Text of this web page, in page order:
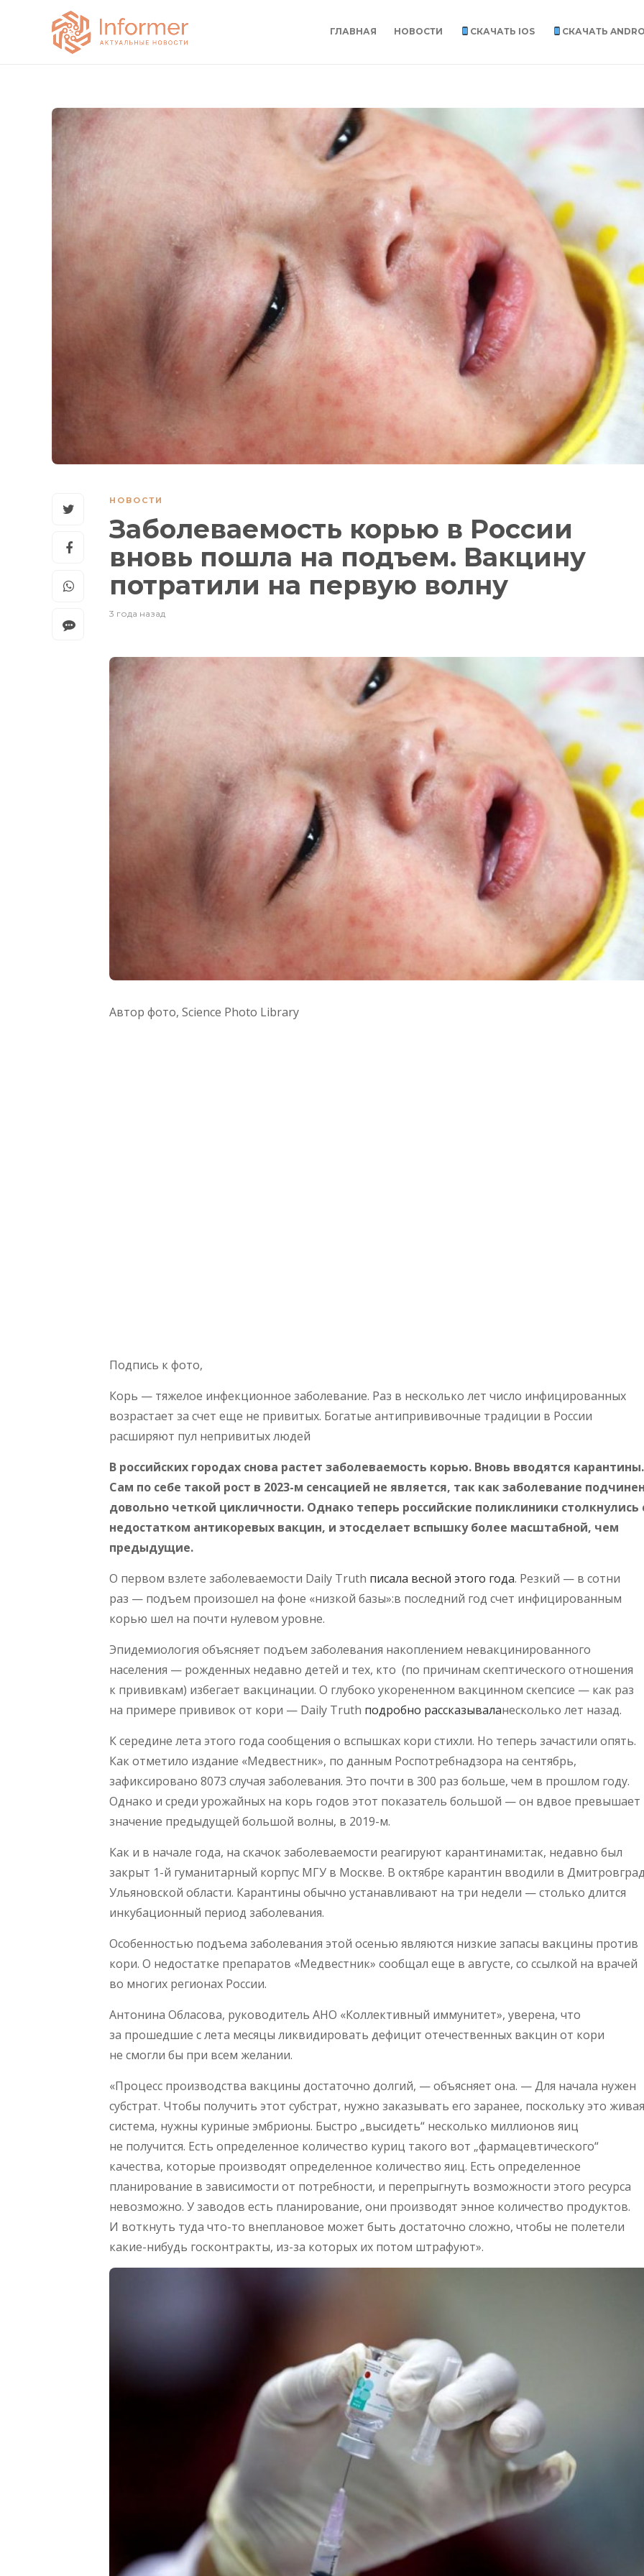
ГЛАВНАЯ НОВОСТИ СКАЧАТЬ IOS СКАЧАТЬ
НОВОСТИ
Заболеваемость корью в России
вновь пошла на подъем. Вакцину
потратили на первую волну
3 года назад
Автор фото, Science Photo Library
Подпись к фото,
Корь — тяжелое инфекционное заболевание. Раз в несколько лет число инфицированных
возрастает за счет еще не привитых. Богатые антипрививочные традиции в России
расширяют пул непривитых людей
В российских городах снова растет заболеваемость корью. Вновь вводятся карантины.
Сам по себе такой рост в 2023-м сенсацией не является, так как заболевание
довольно четкой цикличности. Однако теперь российские поликлиники столкнулись
недостатком антикоревых вакцин, и этосделает вспышку более масштабной, чем
предыдущие.
О первом взлете заболеваемости Daily Truth писала весной этого года. Резкий — в сотни
раз — подъем произошел на фоне «низкой базы»:в последний год счет инфицированным
корью шел на почти нулевом уровне.
Эпидемиология объясняет подъем заболевания накоплением невакцинированного
населения — рожденных недавно детей и тех, кто (по причинам скептического отношения
к прививкам) избегает вакцинации. О глубоко укорененном вакцинном скепсисе — как раз
на примере прививок от кори — Daily Truth подробно рассказываланесколько лет назад.
К середине лета этого года сообщения о вспышках кори стихли. Но теперь зачастили опять.
Как отметило издание «Медвестник», по данным Роспотребнадзора на сентябрь,
зафиксировано 8073 случая заболевания. Это почти в 300 раз больше, чем в прошлом году.
Однако и среди урожайных на корь годов этот показатель большой — он вдвое превышает
значение предыдущей большой волны, в 2019-м.
Как и в начале года, на скачок заболеваемости реагируют карантинами:так, недавно был
закрыт 1-й гуманитарный корпус МГУ в Москве. В октябре карантин вводили в
Ульяновской области. Карантины обычно устанавливают на три недели — столько длится
инкубационный период заболевания.
Особенностью подъема заболевания этой осенью являются низкие запасы вакцины против
кори. О недостатке препаратов «Медвестник» сообщал еще в августе, со ссылкой на врачей
во многих регионах России.
Антонина Обласова, руководитель АНО «Коллективный иммунитет», уверена, что
за прошедшие с лета месяцы ликвидировать дефицит отечественных вакцин от кори
не смогли бы при всем желании.
«Процесс производства вакцины достаточно долгий, — объясняет она. — Для начала нужен
субстрат. Чтобы получить этот субстрат, нужно заказывать его заранее, поскольку это живая
система, нужны куриные эмбрионы. Быстро „высидеть“ несколько миллионов яиц
не получится. Есть определенное количество куриц такого вот „фармацевтического“
качества, которые производят определенное количество яиц. Есть определенное
планирование в зависимости от потребности, и перепрыгнуть возможности этого ресурса
невозможно. У заводов есть планирование, они производят энное количество продуктов.
И воткнуть туда что-то внеплановое может быть достаточно сложно, чтобы не полетели
какие-нибудь госконтракты, из-за которых их потом штрафуют».